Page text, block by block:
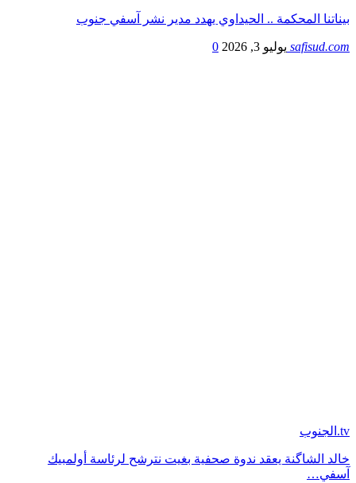
بيناتنا المحكمة .. الحيداوي يهدد مدير نشر آسفي جنوب
safisud.com يوليو 3, 2026 0
tv.الجنوب
خالد الشاگنة يعقد ندوة صحفية بغيت نترشح لرئاسة أولمبيك
آسفي…